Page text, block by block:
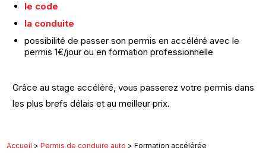
le code
la conduite
possibilité de passer son permis en accéléré avec le
permis 1€/jour ou en formation professionnelle
Grâce au stage accéléré, vous passerez votre permis dans
les plus brefs délais et au meilleur prix.
Accueil >Permis de conduire auto > Formation accélérée